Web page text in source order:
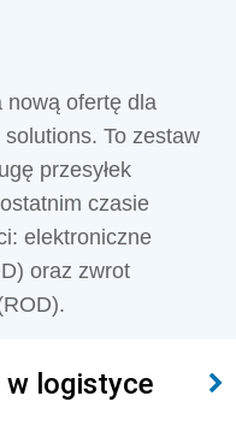
nową ofertę dla
To zestaw
przesyłek
czasie
elektroniczne
oraz zwrot
w logistyce